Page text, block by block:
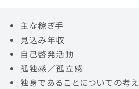
主な稼ぎ手
見込み年収
自己啓発活動
孤独感／孤立感
独身であることについての考え